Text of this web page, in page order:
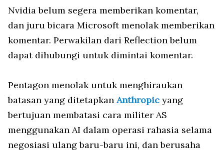
Nvidia belum segera memberikan komentar,
dan juru bicara Microsoft menolak memberikan
komentar. Perwakilan dari Reflection belum
dapat dihubungi untuk dimintai komentar.
Pentagon menolak untuk menghiraukan
batasan yang ditetapkanAnthropic yang
bertujuan membatasi cara militer AS
menggunakan AI dalam operasi rahasia selama
negosiasi ulang baru-baru ini, dan berusaha